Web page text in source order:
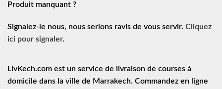
Produit manquant ?
Signalez-le nous, nous serions ravis de vous servir. Cliquez
ici pour signaler.
LivKech.com est un service de
livraison de courses à
domicile dans la ville de Marrakech. Commandez en ligne